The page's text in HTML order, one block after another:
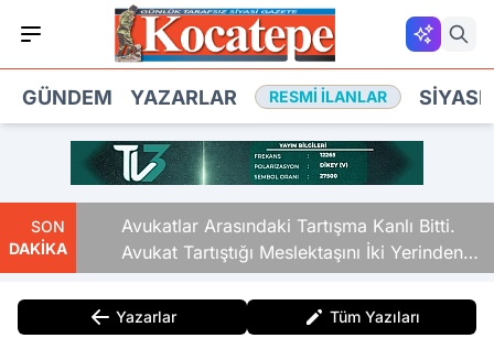
GÜNDEM YAZARLAR RESMI İLANLAR
SON
DAKİKA
Avukatlar Arasındaki Tartışma Kanlı Bitti.
Avukat Tartıştığı Meslektaşını İki Yerinden
Vurdu
Yazarlar Tüm Yazıları